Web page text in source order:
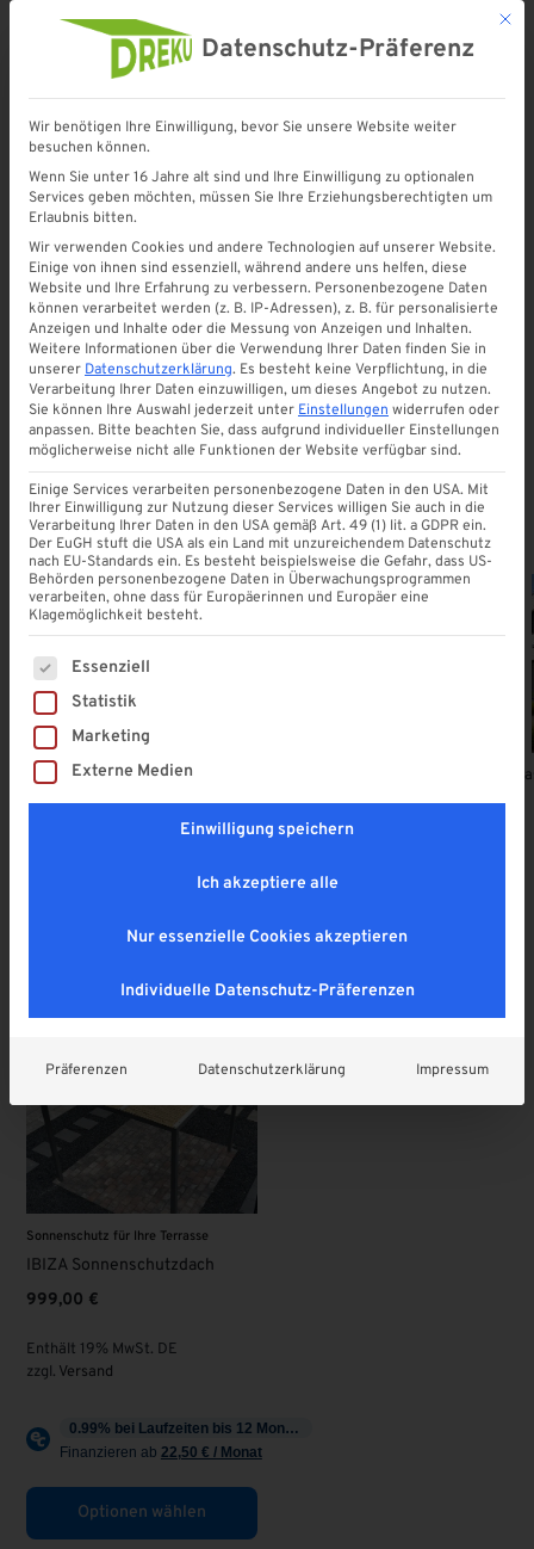
Unterstände
Die Unterstände von kunststoffhanel24.de bieten Schutz und Sicherheit
für verschiedene Anwendungen im Außenbereich. Hergestellt aus
hochwertigen Materialien und sorgfältig verarbeitet, sind sie robust und
langlebig. Diese Unterstände eignen sich ideal als Überdachung für
Fahrräder, Motorräder, Mülltonnen oder als Unterstand für Gartenmöbel.
Sie schützen Ihr Eigentum vor Witterungseinflüssen wie Regen, Schnee
und Sonne, und verhindern so Schäden durch Korrosion oder
Ausbleichen. Die Konstruktion der Unterstände ist stabil und einfach zu
montieren. Sie zeichnen sich durch ein ansprechendes Design aus und
fügen sich harmonisch in jeden Außenbereich ein. Die Vielseitigkeit und
Funktionalität dieser Unterstände machen sie zu einer praktischen und
attraktiven Lösung für den Schutz Ihrer Wertsachen im Freien.
ALLE
Alle Produkte ansehen
– modern, funktional und individuell konfigurierbar.
Sonnenschutz für Ihre Terrasse
IBIZA Sonnenschutzdach
999,00 €
Enthält 19% MwSt. DE
zzgl. Versand
Optionen wählen
Mit
Datenschutz-Präferenz
Wir benötigen Ihre Einwilligung, bevor Sie unsere Website weiter
besuchen können.
Wenn Sie unter 16 Jahre alt sind und Ihre Einwilligung zu optionalen
Services geben möchten, müssen Sie Ihre Erziehungsberechtigten um
Erlaubnis bitten.
Wir verwenden Cookies und andere Technologien auf unserer Website.
Einige von ihnen sind essenziell, während andere uns helfen, diese
Website und Ihre Erfahrung zu verbessern. Personenbezogene Daten
können verarbeitet werden (z. B. IP-Adressen), z. B. für personalisierte
Anzeigen und Inhalte oder die Messung von Anzeigen und Inhalten.
Weitere Informationen über die Verwendung Ihrer Daten finden Sie in
unserer Datenschutzerklärung. Es besteht keine Verpflichtung, in die
Verarbeitung Ihrer Daten einzuwilligen, um dieses Angebot zu nutzen.
Sie können Ihre Auswahl jederzeit unter Einstellungen widerrufen oder
anpassen. Bitte beachten Sie, dass aufgrund individueller Einstellungen
möglicherweise nicht alle Funktionen der Website verfügbar sind.
Einige Services verarbeiten personenbezogene Daten in den USA. Mit
Ihrer Einwilligung zur Nutzung dieser Services willigen Sie auch in die
Verarbeitung Ihrer Daten in den USA gemäß Art. 49 (1) lit. a GDPR ein.
Der EuGH stuft die USA als ein Land mit unzureichendem Datenschutz
nach EU-Standards ein. Es besteht beispielsweise die Gefahr, dass US-
Behörden personenbezogene Daten in Überwachungsprogrammen
verarbeiten, ohne dass für Europäerinnen und Europäer eine
Klagemöglichkeit besteht.
Es folgt eine Liste der Service-Gruppen, für die eine
Essenziell
Statistik
Marketing
Externe Medien
Einwilligung speichern
Ich akzeptiere alle
Nur essenzielle Cookies akzeptieren
Individuelle Datenschutz-Präferenzen
Präferenzen Datenschutzerklärung Impressum